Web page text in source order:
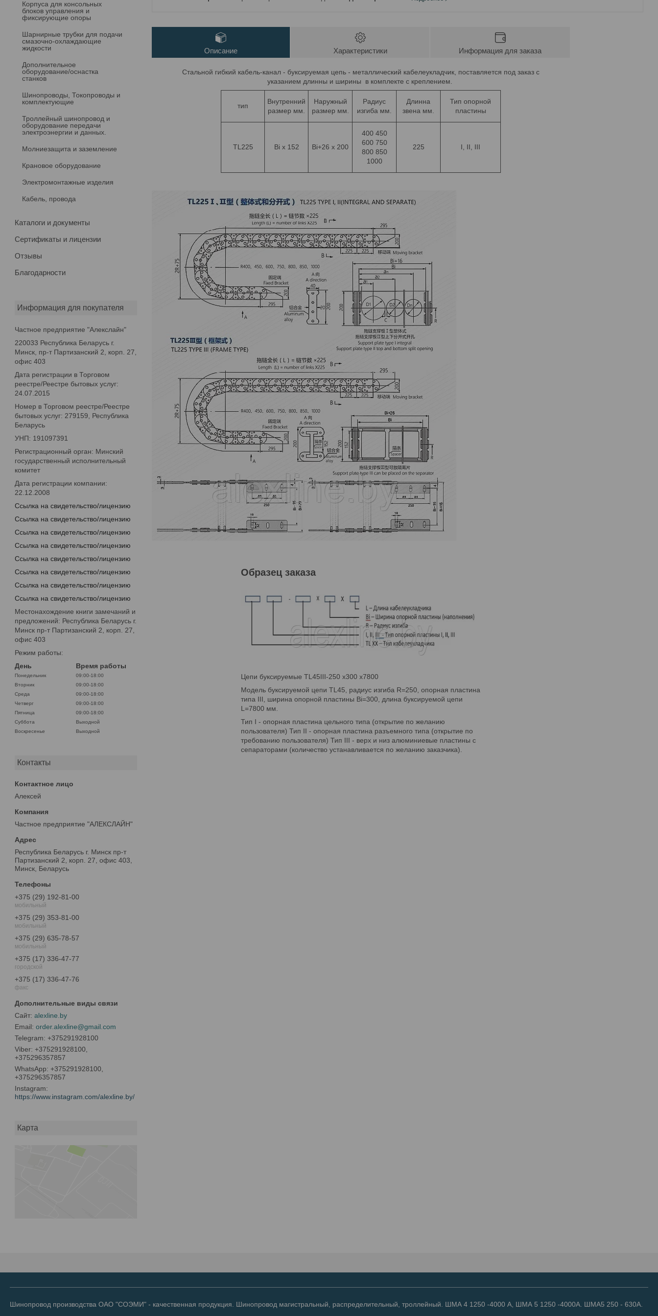
Корпуса для консольных
блоков управления и
фиксирующие опоры
Шарнирные трубки для подачи
cмазочно-охлаждающие
жидкости
Дополнительное
оборудование/оснастка
станков
Шинопроводы, Токопроводы и
комплектующие
Троллейный шинопровод и
оборудование передачи
электроэнергии и данных.
Молниезащита и заземление
Крановое оборудование
Электромонтажные изделия
Кабель, провода
Каталоги и документы
Сертификаты и лицензии
Отзывы
Благодарности
Информация для покупателя
Частное предприятие "Алекслайн"
220033 Республика Беларусь г.
Минск, пр-т Партизанский 2, корп. 27,
офис 403
Дата регистрации в Торговом
реестре/Реестре бытовых услуг:
24.07.2015
Номер в Торговом реестре/Реестре
бытовых услуг: 279159, Республика
Беларусь
УНП: 191097391
Регистрационный орган: Минский
государственный исполнительный
комитет
Дата регистрации компании:
22.12.2008
Ссылка на свидетельство/лицензию
Ссылка на свидетельство/лицензию
Ссылка на свидетельство/лицензию
Ссылка на свидетельство/лицензию
Ссылка на свидетельство/лицензию
Ссылка на свидетельство/лицензию
Ссылка на свидетельство/лицензию
Ссылка на свидетельство/лицензию
Местонахождение книги замечаний и
предложений: Республика Беларусь г.
Минск пр-т Партизанский 2, корп. 27,
офис 403
Режим работы:
День
Время работы
Понедельник
09:00-18:00
Вторник
09:00-18:00
Среда
09:00-18:00
Четверг
09:00-18:00
Пятница
09:00-18:00
Суббота
Выходной
Воскресенье
Выходной
Контакты
Алексей
Частное предприятие "АЛЕКСЛАЙН"
Республика Беларусь г. Минск пр-т
Партизанский 2, корп. 27, офис 403,
Минск, Беларусь
+375 (29) 192-81-00
мобильный
+375 (29) 353-81-00
мобильный
+375 (29) 635-78-57
мобильный
+375 (17) 336-47-77
городской
+375 (17) 336-47-76
факс
alexline.by
order.alexline@gmail.com
+375291928100
+375291928100,
+375296357857
+375291928100,
+375296357857
Instagram
https://www.instagram.com/alexline.by/
Карта
Описание Характеристики Информация для заказа
Стальной гибкий кабель-канал - буксируемая цепь - металлический кабелеукладчик, поставляется под заказ с
указанием длинны и ширины в комплекте с креплением.
тип
Внутренний
размер мм.
Наружный
размер мм.
Радиус
изгиба мм.
Длинна
звена мм.
Тип опорной
пластины
TL225 Bi x 152 Bi+26 x 200
400 450
600 750
800 850
1000
225 I, II, III
Образец заказа
Цепи буксируемые TL45III-250 x300 x7800
Модель буксируемой цепи TL45, радиус изгиба R=250, опорная пластина
типа III, ширина опорной пластины Bi=300, длина буксируемой цепи
L=7800 мм.
Тип I - опорная пластина цельного типа (открытие по желанию
пользователя) Тип II - опорная пластина разъемного типа (открытие по
требованию пользователя) Тип III - верх и низ алюминиевые пластины с
сепараторами (количество устанавливается по желанию заказчика).
Шинопровод производства ОАО "СОЭМИ" - качественная продукция. Шинопровод магистральный, распределительный, троллейный. ШМА 4 1250 -4000 А, ШМА 5 1250 -4000А. ШМА5 250 - 630А.